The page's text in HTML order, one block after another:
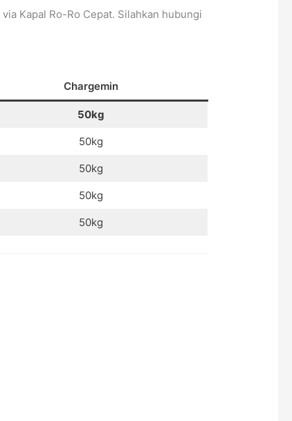
Kapal Ro-Ro Cepat. Silahkan hubungi
Chargemin
50kg
50kg
50kg
50kg
50kg